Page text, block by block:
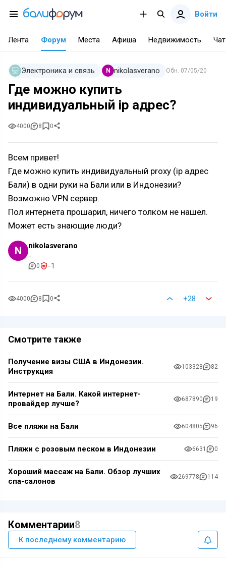
Войти
Лента Форум Места Афиша Недвижимость Чат
Электроника и связь N nikolasverano Обн. 07/05/20
Где можно купить
индивидуальный ip адрес?
4000 8 0
Всем привет!
Где можно купить индивидуальный proxy (ip адрес
Бали) в одни руки на Бали или в Индонезии?
Возможно VPN сервер.
Пол интернета прошарил, ничего толком не нашел.
Может есть знающие люди?
N
nikolasverano
-
0 -1
4000 8 0 +28
Смотрите также
Получение визы США в Индонезии.
Инструкция
103328 82
Интернет на Бали. Какой интернет-
провайдер лучше?
687890 19
Все пляжи на Бали 604805 96
Пляжи с розовым песком в Индонезии 6631 0
Хороший массаж на Бали. Обзор лучших
спа-салонов
269778 114
Комментарии8
К последнему комментарию